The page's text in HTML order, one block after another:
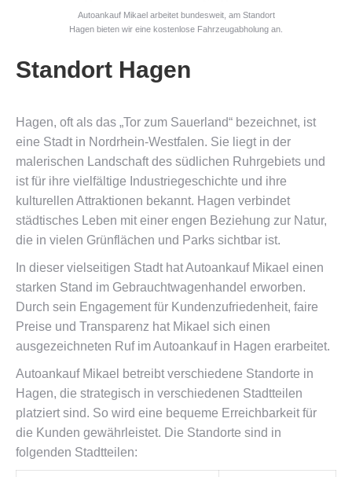
Autoankauf Mikael arbeitet bundesweit, am Standort
Hagen bieten wir eine kostenlose Fahrzeugabholung an.
Standort Hagen
Hagen, oft als das „Tor zum Sauerland“ bezeichnet, ist
eine Stadt in Nordrhein-Westfalen. Sie liegt in der
malerischen Landschaft des südlichen Ruhrgebiets und
ist für ihre vielfältige Industriegeschichte und ihre
kulturellen Attraktionen bekannt. Hagen verbindet
städtisches Leben mit einer engen Beziehung zur Natur,
die in vielen Grünflächen und Parks sichtbar ist.
In dieser vielseitigen Stadt hat Autoankauf Mikael einen
starken Stand im Gebrauchtwagenhandel erworben.
Durch sein Engagement für Kundenzufriedenheit, faire
Preise und Transparenz hat Mikael sich einen
ausgezeichneten Ruf im Autoankauf in Hagen erarbeitet.
Autoankauf Mikael betreibt verschiedene Standorte in
Hagen, die strategisch in verschiedenen Stadtteilen
platziert sind. So wird eine bequeme Erreichbarkeit für
die Kunden gewährleistet. Die Standorte sind in
folgenden Stadtteilen: